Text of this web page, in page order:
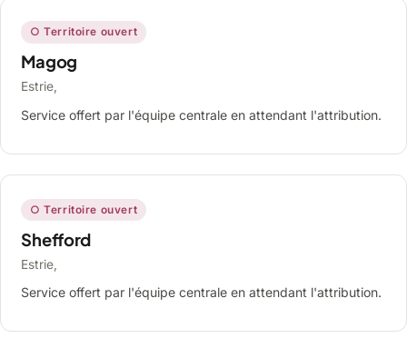
○ Territoire ouvert
Magog
Estrie,
Service offert par l'équipe centrale en attendant l'attribution.
○ Territoire ouvert
Shefford
Estrie,
Service offert par l'équipe centrale en attendant l'attribution.